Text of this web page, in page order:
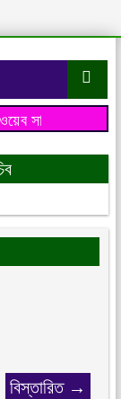
সাইটে
বিস্তারিত →